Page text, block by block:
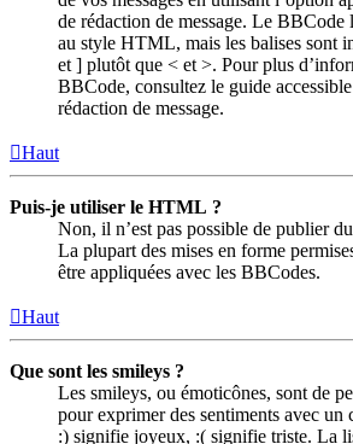
de rédaction de message. Le BBCode
au style HTML, mais les balises sont
et ] plutôt que < et >. Pour plus
BBCode, consultez le guide
rédaction de message.
Haut
Puis-je utiliser le HTML ?
Non, il n’est pas possible de publier
La plupart des mises en forme
être appliquées avec les BBCodes.
Haut
Que sont les smileys ?
Les smileys, ou émoticônes, sont de
pour exprimer des sentiments avec un
:) signifie joyeux, :( signifie triste. La